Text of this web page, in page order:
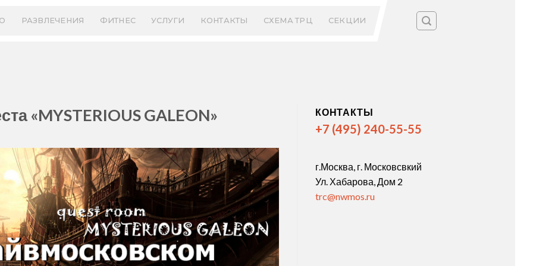
РАЗВЛЕЧЕНИЯ ФИТНЕС УСЛУГИ КОНТАКТЫ СХЕМА ТРЦ СЕКЦИИ
«MYSTERIOUS GALEON» КОНТАКТЫ
+7 (495) 240-55-55
г.Москва, г. Московсвкий
Ул. Хабарова, Дом 2
trc@nwmos.ru